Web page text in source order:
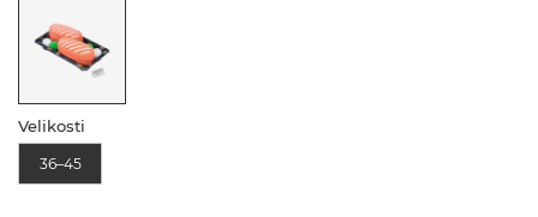
Velikosti
36–45